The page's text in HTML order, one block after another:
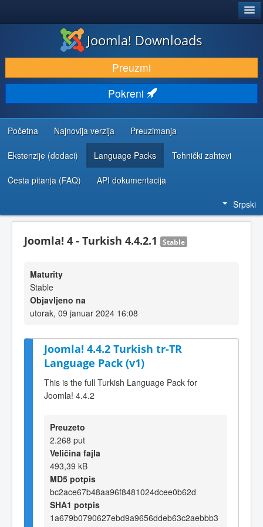
PREUZIMANJE I PROŠIRENJA (EKSTENZIJE)
OTKRIJTE I NAUČITE
ZAJEDNICA I PODRŠKA
RESURSI ZA RAZVOJ
Joomla! Downloads
Preuzmi
Pokreni
Početna Najnovija verzija Preuzimanja
Ekstenzije (dodaci) Language Packs Tehnički zahtevi
Česta pitanja (FAQ) API dokumentacija
Srpski
Joomla! 4 - Turkish 4.4.2.1 Stable
Maturity
Stable
Objavljeno na
utorak, 09 januar 2024 16:08
Joomla! 4.4.2 Turkish tr-TR
Language Pack (v1)
This is the full Turkish Language Pack for
Joomla! 4.4.2
Preuzeto
2.268 put
Veličina fajla
493,39 kB
MD5 potpis
bc2ace67b48aa96f8481024dcee0b62d
SHA1 potpis
1a679b0790627ebd9a9656ddeb63c2aebbb3